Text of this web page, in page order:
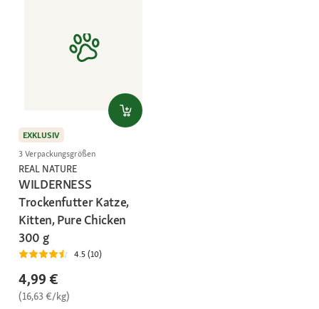
EXKLUSIV
3 Verpackungsgrößen
REAL NATURE
WILDERNESS
Trockenfutter Katze,
Kitten, Pure Chicken
300 g
4.5 (10)
4,99 €
(16,63 €/kg)